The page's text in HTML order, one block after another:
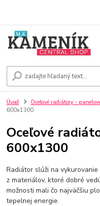
Úvod Oceľové radiátory -
600x1300
Oceľové
600x1300
Radiátor slúži na
z materiálov, ktoré dobré
možnosti mali čo najväčšiu
tepelnej energie.